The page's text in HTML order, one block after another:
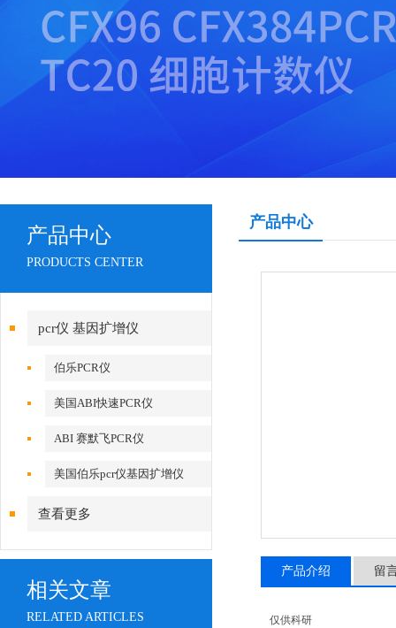
产品中心
PRODUCTS CENTER
pcr仪 基因扩增仪
伯乐PCR仪
美国ABI快速PCR仪
ABI 赛默飞PCR仪
美国伯乐pcr仪基因扩增仪
查看更多
相关文章
RELATED ARTICLES
产品中心
产品介绍 留
仅供科研